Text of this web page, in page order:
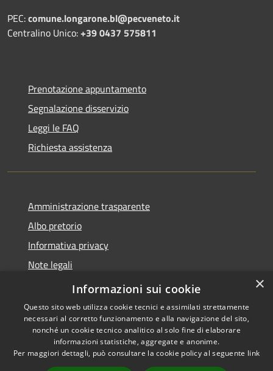
PEC:comune.longarone.bl@pecveneto.it
Centralino Unico:+39 0437 575811
Prenotazione appuntamento
Segnalazione disservizio
Leggi le FAQ
Richiesta assistenza
Amministrazione trasparente
Albo pretorio
Informativa privacy
Note legali
Dichiarazione di accessibilità
Accessibilità
Copyright © 2026 • Comune di
Longarone • Powered by
×
Informazioni sui cookie
Questo sito web utilizza cookie tecnici e assimilati strettamente
necessari al corretto funzionamento e alla navigazione del sito,
nonché un cookie tecnico analitico al solo fine di elaborare
informazioni statistiche, aggregate e anonime.
Per maggiori dettagli, può consultare la cookie policy al seguente link